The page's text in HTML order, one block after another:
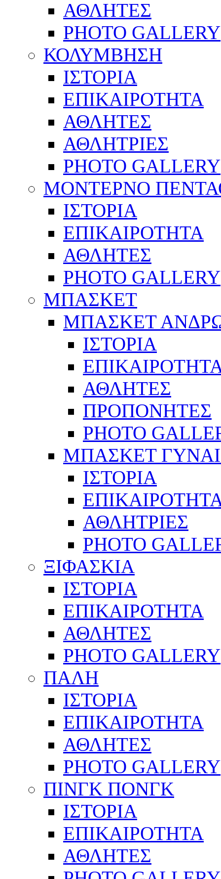
ΑΘΛΗΤΕΣ
PHOTO GALLERY
ΚΟΛΥΜΒΗΣΗ
ΙΣΤΟΡΙΑ
ΕΠΙΚΑΙΡΟΤΗΤΑ
ΑΘΛΗΤΕΣ
ΑΘΛΗΤΡΙΕΣ
PHOTO GALLERY
ΜΟΝΤΕΡΝΟ
ΙΣΤΟΡΙΑ
ΕΠΙΚΑΙΡΟΤΗΤΑ
ΑΘΛΗΤΕΣ
PHOTO GALLERY
ΜΠΑΣΚΕΤ
ΜΠΑΣΚΕΤ
ΙΣΤΟΡΙΑ
ΑΘΛΗΤΕΣ
ΠΡΟΠΟΝΗΤΕΣ
PHOTO
ΜΠΑΣΚΕΤ
ΙΣΤΟΡΙΑ
ΑΘΛΗΤΡΙΕΣ
PHOTO
ΞΙΦΑΣΚΙΑ
ΙΣΤΟΡΙΑ
ΕΠΙΚΑΙΡΟΤΗΤΑ
ΑΘΛΗΤΕΣ
PHOTO GALLERY
ΠΑΛΗ
ΙΣΤΟΡΙΑ
ΕΠΙΚΑΙΡΟΤΗΤΑ
ΑΘΛΗΤΕΣ
PHOTO GALLERY
ΠΙΝΓΚ ΠΟΝΓΚ
ΙΣΤΟΡΙΑ
ΕΠΙΚΑΙΡΟΤΗΤΑ
ΑΘΛΗΤΕΣ